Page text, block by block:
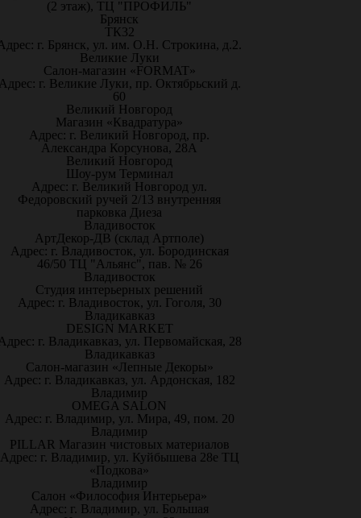
(2 этаж), ТЦ "ПРОФИЛЬ"
Брянск
ТК32
г. Брянск, ул. им. О.Н. Строкина, д.2.
Великие Луки
Салон-магазин «FORMAT»
г. Великие Луки, пр. Октябрьский д.
60
Великий Новгород
Магазин «Квадратура»
Адрес: г. Великий Новгород, пр.
Александра Корсунова, 28А
Великий Новгород
Шоу-рум Терминал
Адрес: г. Великий Новгород ул.
Федоровский ручей 2/13 внутренняя
парковка Диеза
Владивосток
АртДекор-ДВ (склад Артполе)
Адрес: г. Владивосток, ул. Бородинская
46/50 ТЦ "Альянс", пав. № 26
Владивосток
Студия интерьерных решений
Адрес: г. Владивосток, ул. Гоголя, 30
Владикавказ
DESIGN MARKET
г. Владикавказ, ул. Первомайская, 28
Владикавказ
Салон-магазин «Лепные Декоры»
Адрес: г. Владикавказ, ул. Ардонская, 182
Владимир
OMEGA SALON
Адрес: г. Владимир, ул. Мира, 49, пом. 20
Владимир
PILLAR Магазин чистовых материалов
Адрес: г. Владимир, ул. Куйбышева 28е ТЦ
«Подкова»
Владимир
Салон «Философия Интерьера»
Адрес: г. Владимир, ул. Большая